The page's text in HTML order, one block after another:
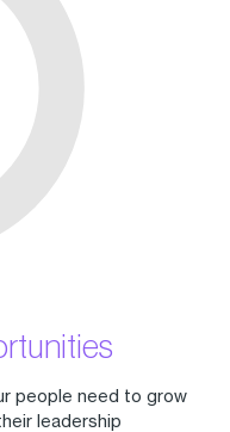
people need to grow
leadership